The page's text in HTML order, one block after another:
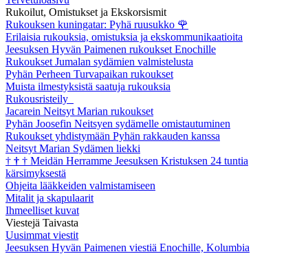
Rukoilut, Omistukset ja Ekskorsismit
Rukouksen kuningatar: Pyhä ruusukko 🌹
Erilaisia rukouksia, omistuksia ja ekskommunikaatioita
Jeesuksen Hyvän Paimenen rukoukset Enochille
Rukoukset Jumalan sydämien valmistelusta
Pyhän Perheen Turvapaikan rukoukset
Muista ilmestyksistä saatuja rukouksia
Rukousristeily
Jacarein Neitsyt Marian rukoukset
Pyhän Joosefin Neitsyen sydämelle omistautuminen
Rukoukset yhdistymään Pyhän rakkauden kanssa
Neitsyt Marian Sydämen liekki
† † † Meidän Herramme Jeesuksen Kristuksen 24 tuntia
kärsimyksestä
Ohjeita lääkkeiden valmistamiseen
Mitalit ja skapulaarit
Ihmeelliset kuvat
Viestejä Taivasta
Uusimmat viestit
Jeesuksen Hyvän Paimenen viestiä Enochille, Kolumbia